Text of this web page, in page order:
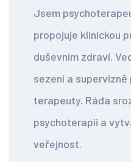
Jsem
propojuje klinickou
duševním zdraví.
sezení a
terapeuty. Ráda
psychoterapii a
veřejnost.